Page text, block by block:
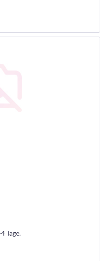
Tage.